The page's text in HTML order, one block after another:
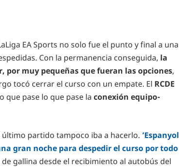
EA Sports no solo fue el punto y final a una
Con la permanencia conseguida, la
por muy pequeñas que fueran las opciones,
tocó cerrar el curso con un empate. El RCDE
que pase lo que pase la conexión equipo-
partido tampoco iba a hacerlo. ‘Espanyol
gran noche para despedir el curso por todo
de gallina desde el recibimiento al autobús del